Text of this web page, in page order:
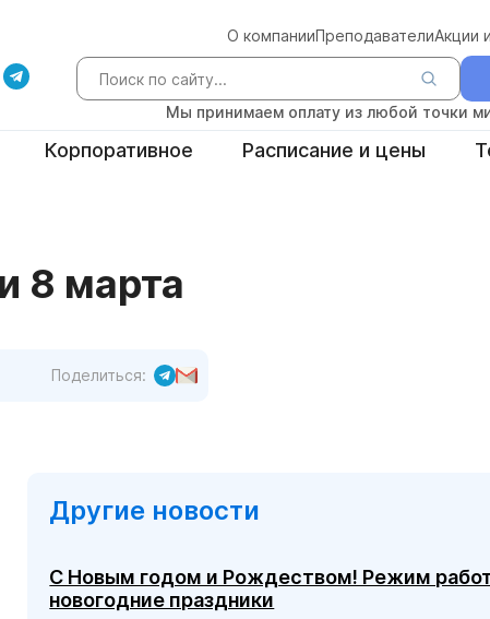
О компанииПреподавателиАкции
Мы принимаем оплату из любой точки
Корпоративное Расписание и цены
8 марта
Поделиться:
Другие новости
С Новым годом и Рождеством! Режим
новогодние праздники